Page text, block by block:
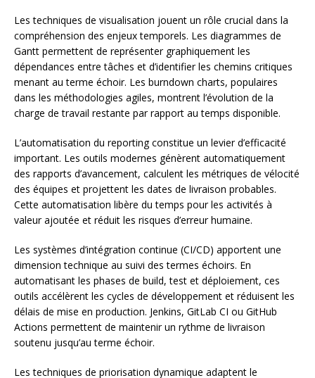
Les techniques de visualisation jouent un rôle crucial dans la
compréhension des enjeux temporels. Les diagrammes de
Gantt permettent de représenter graphiquement les
dépendances entre tâches et d’identifier les chemins critiques
menant au terme échoir. Les burndown charts, populaires
dans les méthodologies agiles, montrent l’évolution de la
charge de travail restante par rapport au temps disponible.
L’automatisation du reporting constitue un levier d’efficacité
important. Les outils modernes génèrent automatiquement
des rapports d’avancement, calculent les métriques de vélocité
des équipes et projettent les dates de livraison probables.
Cette automatisation libère du temps pour les activités à
valeur ajoutée et réduit les risques d’erreur humaine.
Les systèmes d’intégration continue (CI/CD) apportent une
dimension technique au suivi des termes échoirs. En
automatisant les phases de build, test et déploiement, ces
outils accélèrent les cycles de développement et réduisent les
délais de mise en production. Jenkins, GitLab CI ou GitHub
Actions permettent de maintenir un rythme de livraison
soutenu jusqu’au terme échoir.
Les techniques de priorisation dynamique adaptent le